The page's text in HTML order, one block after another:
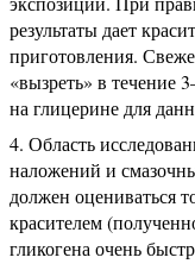
результаты дает
приготовления.
«вызреть» в
на глицерине для
Область
наложений и
должен оцениваться
красителем
гликогена очень